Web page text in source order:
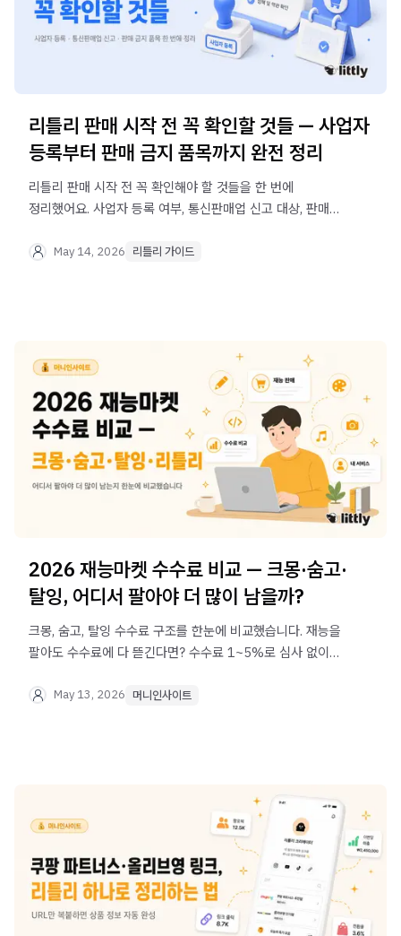
리틀리 판매 시작 전 꼭 확인할 것들 — 사업자
등록부터 판매 금지 품목까지 완전 정리
리틀리 판매 시작 전 꼭 확인해야 할 것들을 한 번에
정리했어요. 사업자 등록 여부, 통신판매업 신고 대상, 판매
May 14, 2026 리틀리 가이드
2026 재능마켓 수수료 비교 — 크몽·숨고·
탈잉, 어디서 팔아야 더 많이 남을까?
크몽, 숨고, 탈잉 수수료 구조를 한눈에 비교했습니다. 재능을
팔아도 수수료에 다 뜯긴다면? 수수료 1~5%로 심사 없이
May 13, 2026 머니인사이트